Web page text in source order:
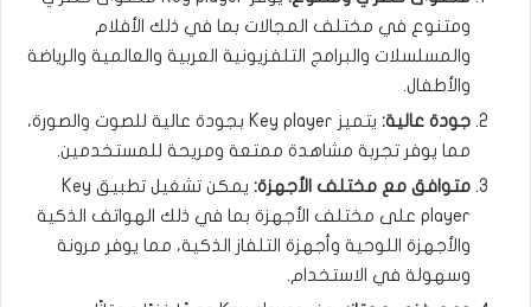
ومتنوع في مختلف المجالات بما في ذلك الأفلام
والمسلسلات والبرامج التلفزيونية العربية والعالمية والرياضة
والأطفال.
جودة عالية:
يتميز Key player بجودة عالية للصوت والصورة،
مما يوفر تجربة مشاهدة ممتعة ومريحة للمستخدمين.
متوافق مع مختلف الأجهزة:
يمكن تشغيل تطبيق Key
player على مختلف الأجهزة بما في ذلك الهواتف الذكية
والأجهزة اللوحية وأجهزة التلفاز الذكية، مما يوفر مرونة
وسهولة في الاستخدام.